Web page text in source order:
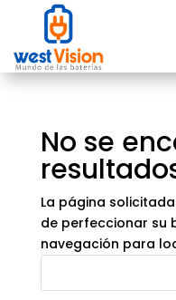
No se
La página
de perfeccionar su
navegación para